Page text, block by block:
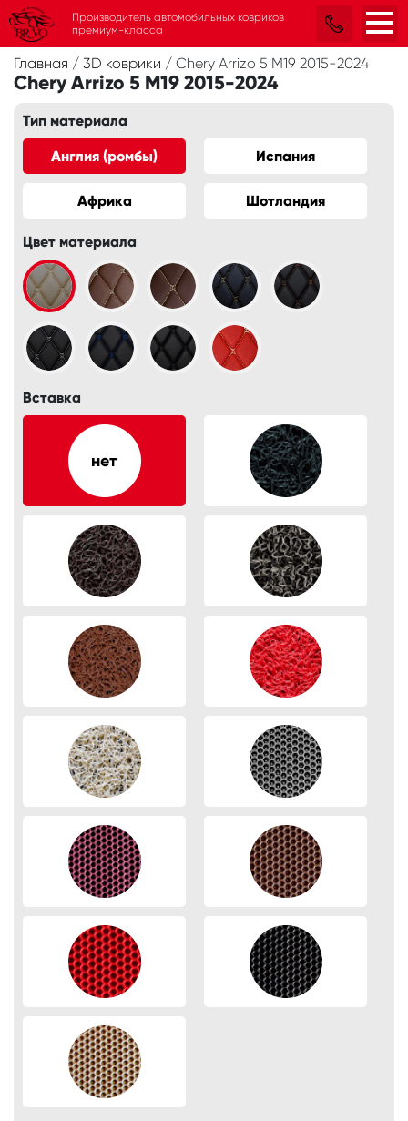
Главная / 3D коврики / Chery Arrizo 5 M19 2015-2024
Chery Arrizo 5 M19 2015-2024
Тип материала
Англия (ромбы) Испания
Африка Шотландия
Цвет материала
Вставка
Производитель автомобильных ковриков
премиум-класса